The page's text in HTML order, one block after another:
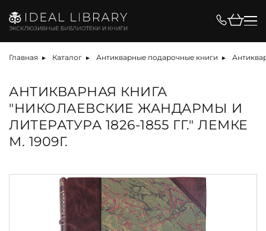
Главная Каталог Антикварные подарочные книги
АНТИКВАРНАЯ КНИГА
"НИКОЛАЕВСКИЕ ЖАНДАРМЫ И
ЛИТЕРАТУРА 1826-1855 ГГ." ЛЕМКЕ
М. 1909Г.